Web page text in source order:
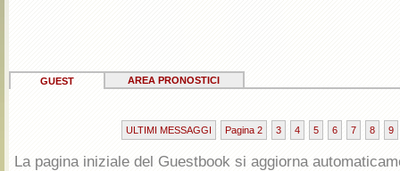
GUEST AREA PRONOSTICI
ULTIMI MESSAGGI Pagina 2 3 4 5 6 7 8 9
La pagina iniziale del Guestbook si aggiorna